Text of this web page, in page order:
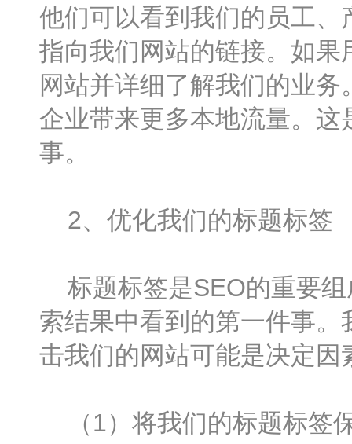
他们可以看到我们的员工
指向我们网站的链接。如
网站并详细了解我们的业
企业带来更多本地流量。
事。
2、优化我们的标题标签
标题标签是SEO的重要组
索结果中看到的第一件事
击我们的网站可能是决定
（1）将我们的标题标签